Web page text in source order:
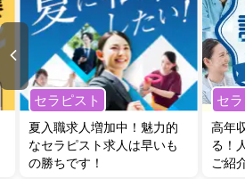
セラピスト
夏入職求人増加中！魅力的
なセラピスト求人は早いも
の勝ちです！
セ
高年
る！
ご紹